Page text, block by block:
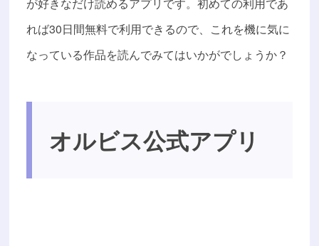
が好きなだけ読めるアプリです。初めての利用であ
れば30日間無料で利用できるので、これを機に気に
なっている作品を読んでみてはいかがでしょうか？
オルビス公式アプリ